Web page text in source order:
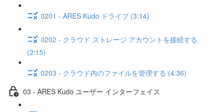
0201 - ARES Kudo ドライブ (3:14)
0202 - クラウド ストレージ アカウントを接続する
(2:15)
0203 - クラウド内のファイルを管理する (4:36)
03 - ARES Kudo ユーザー インターフェイス